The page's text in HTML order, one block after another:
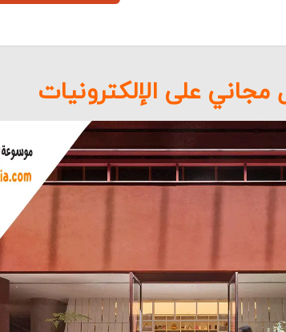
الماستر كارد.
طرق التواصل مع خدمة عملاء
على الإلكترونيات